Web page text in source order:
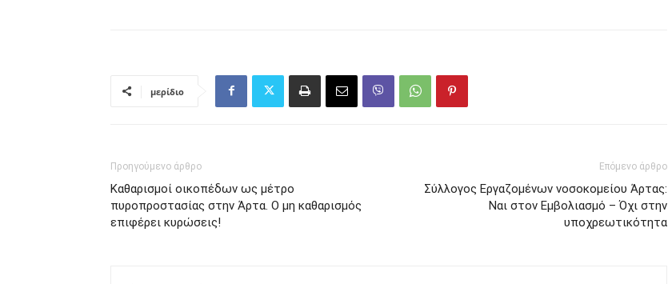
μερίδιο
Προηγούμενο άρθρο
Καθαρισμοί οικοπέδων ως μέτρο
πυροπροστασίας στην Άρτα. Ο μη καθαρισμός
επιφέρει κυρώσεις!
Επόμενο άρθρο
Σύλλογος Εργαζομένων νοσοκομείου Άρτας:
Ναι στον Εμβολιασμό – Όχι στην
υποχρεωτικότητα